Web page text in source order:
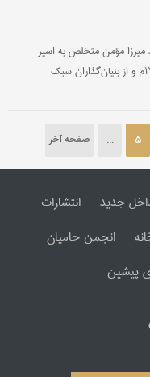
میرزا مؤمن متخلص به اسیر
از شعرای دورۀ صفویه در نیمۀ اول سدۀ ۱۱ق‌/ ۱۷م و از بنیان‌گذاران سبك
5
... صفحه آخر
جدید
انتشارات
انجمن حامیان
پیشین